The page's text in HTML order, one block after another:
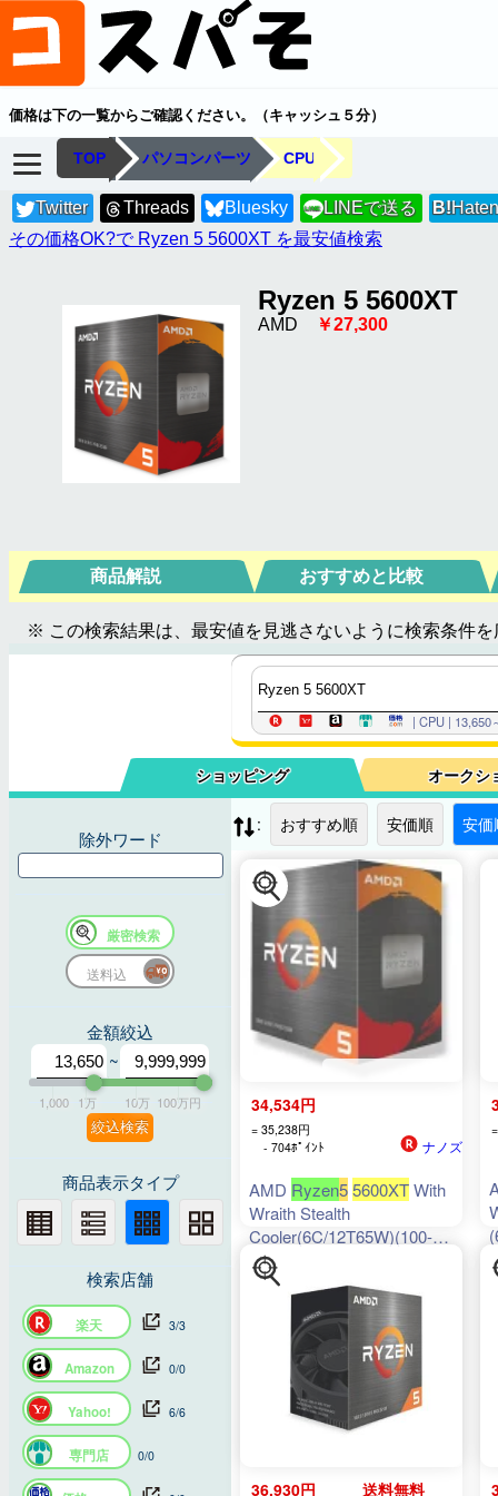
価格は下の一覧からご確認ください。（キャッシュ５分）
TOP パソコンパーツ CPU
Twitter Threads Bluesky LINE LINEで送る B!
その価格OK?で Ryzen 5 5600XT を最安値検索
Ryzen 5 5600XT
AMD ￥27,300
商品解説 おすすめと比較
※ この検索結果は、最安値を見逃さないように検索条件